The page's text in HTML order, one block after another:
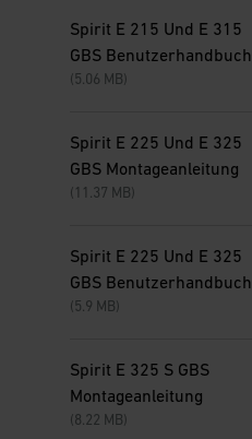
Spirit E 215 Und E 315
GBS Benutzerhandbuch
(5.06 MB)
Spirit E 225 Und E 325
GBS Montageanleitung
(11.37 MB)
Spirit E 225 Und E 325
GBS Benutzerhandbuch
(5.9 MB)
Spirit E 325 S GBS
Montageanleitung
(8.22 MB)